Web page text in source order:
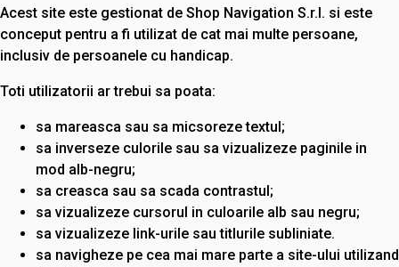
Acest site este gestionat de Shop Navigation S.r.l. si este
conceput pentru a fi utilizat de cat mai multe persoane,
inclusiv de persoanele cu handicap.
Toti utilizatorii ar trebui sa poata:
sa mareasca sau sa micsoreze textul;
sa inverseze culorile sau sa vizualizeze paginile in
mod alb-negru;
sa creasca sau sa scada contrastul;
sa vizualizeze cursorul in culoarile alb sau negru;
sa vizualizeze link-urile sau titlurile subliniate.
sa navigheze pe cea mai mare parte a site-ului utilizand